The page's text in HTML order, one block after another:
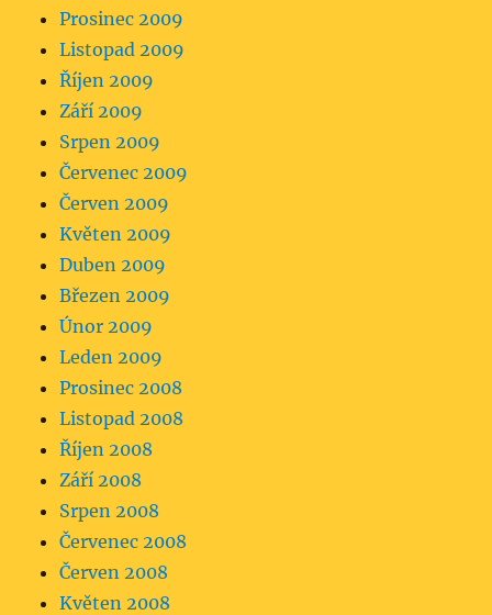
Prosinec 2009
Listopad 2009
Říjen 2009
Září 2009
Srpen 2009
Červenec 2009
Červen 2009
Květen 2009
Duben 2009
Březen 2009
Únor 2009
Leden 2009
Prosinec 2008
Listopad 2008
Říjen 2008
Září 2008
Srpen 2008
Červenec 2008
Červen 2008
Květen 2008